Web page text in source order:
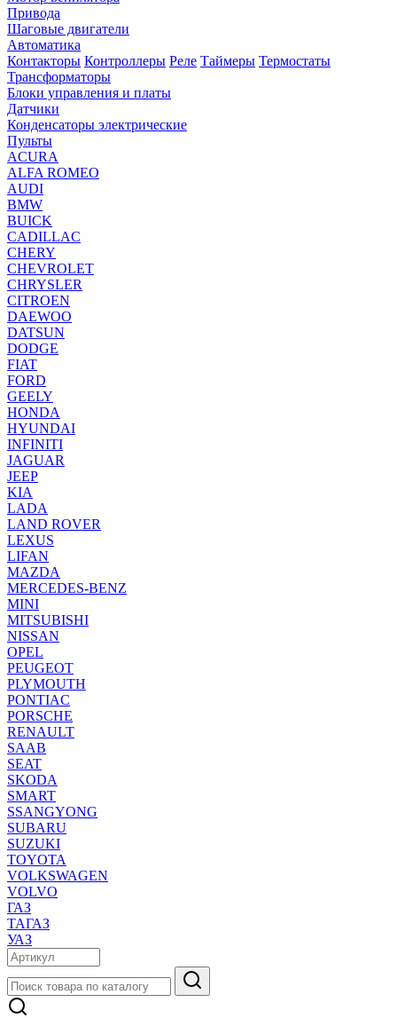
Привода
Шаговые двигатели
Автоматика
Контакторы Контроллеры Реле Таймеры Термостаты
Трансформаторы
Блоки управления и платы
Датчики
Конденсаторы электрические
Пульты
ACURA
ALFA ROMEO
AUDI
BMW
BUICK
CADILLAC
CHERY
CHEVROLET
CHRYSLER
CITROEN
DAEWOO
DATSUN
DODGE
FIAT
FORD
GEELY
HONDA
HYUNDAI
INFINITI
JAGUAR
JEEP
KIA
LADA
LAND ROVER
LEXUS
LIFAN
MAZDA
MERCEDES-BENZ
MINI
MITSUBISHI
NISSAN
OPEL
PEUGEOT
PLYMOUTH
PONTIAC
PORSCHE
RENAULT
SAAB
SEAT
SKODA
SMART
SSANGYONG
SUBARU
SUZUKI
TOYOTA
VOLKSWAGEN
VOLVO
ГАЗ
ТАГАЗ
УАЗ